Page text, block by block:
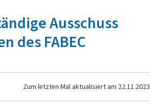
Ausschuss
des FABEC
Zum letzten Mal aktualisiert am 22.11.2023